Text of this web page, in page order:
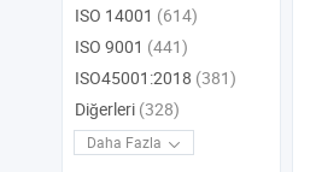
ISO 14001 (614)
ISO 9001 (441)
ISO45001:2018 (381)
Diğerleri (328)
Daha Fazla